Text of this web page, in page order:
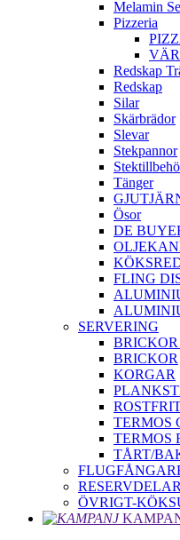
Melamin
Pizzeria
Redskap
Redskap
Silar
Skärbrädor
Slevar
Stekpannor
Tänger
Ösor
DE
FLING
SERVERING
BRICKOR
KORGAR
TERMOS
TERMOS
TÅRT/
RESERVDELAR
ÖVRIGT-